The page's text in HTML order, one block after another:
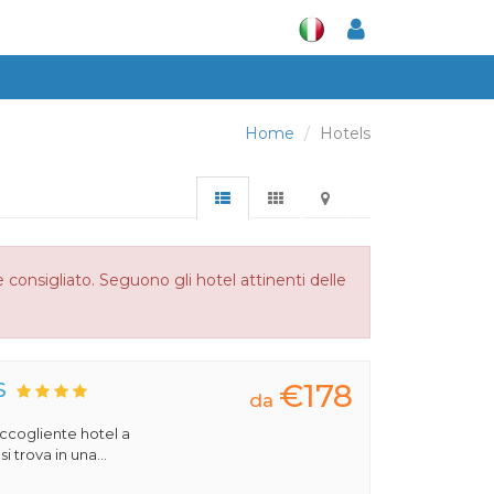
Home Hotels
Seguono gli hotel attinenti delle
hotel a
trova in una...
da €178